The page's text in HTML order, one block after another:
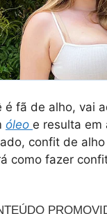
é fã de alho, vai
óleo e resulta em
confit de
como fazer